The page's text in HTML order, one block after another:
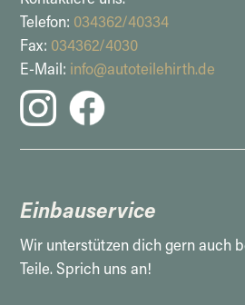
Telefon: 034362/40334
Fax: 034362/4030
E-Mail: info@autoteilehirth.de
Einbauservice
Wir unterstützen dich gern auch
Teile. Sprich uns an!